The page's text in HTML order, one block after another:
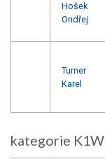
Hošek
Ondřej
Turner
Karel
kategorie K1W